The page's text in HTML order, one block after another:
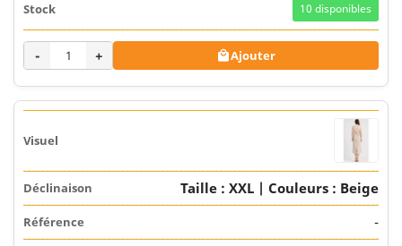
10 disponibles
- + Ajouter
Taille : XXL | Couleurs : Beige
-